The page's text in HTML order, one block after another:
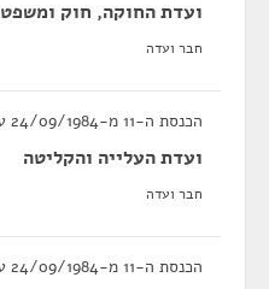
ועדת החוקה, חוק ומשפט
חבר ועדה
הכנסת ה-11 מ-24/09/1984 עד 19/11/1988
ועדת העלייה והקליטה
חבר ועדה
הכנסת ה-11 מ-24/09/1984 עד 02/12/1985